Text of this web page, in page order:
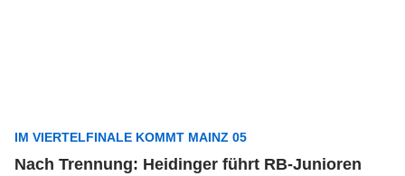
IM VIERTELFINALE KOMMT MAINZ 05
Nach Trennung: Heidinger führt RB-Junioren